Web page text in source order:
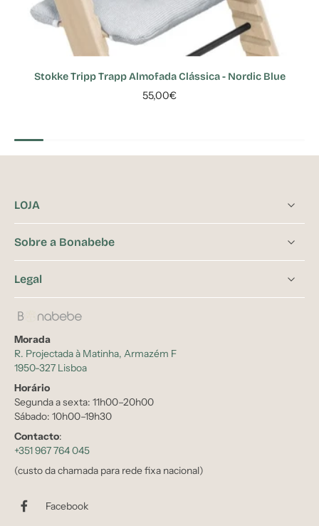
Stokke Tripp Trapp Almofada Clássica - Nordic Blue
55,00€
LOJA
Sobre a Bonabebe
Legal
Morada
R. Projectada à Matinha, Armazém F
1950-327 Lisboa
Horário
Segunda a sexta: 11h00–20h00
Sábado: 10h00–19h30
Contacto:
+351 967 764 045
(custo da chamada para rede fixa nacional)
Facebook